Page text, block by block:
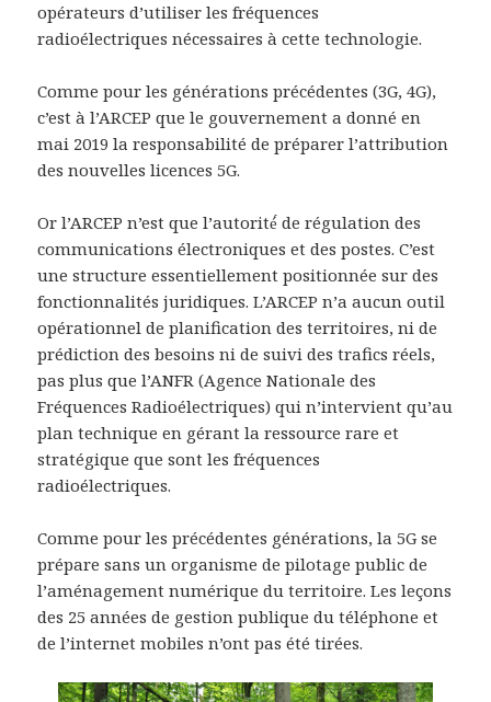
opérateurs d’utiliser les fréquences
radioélectriques nécessaires à cette technologie.
Comme pour les générations précédentes (3G, 4G),
c’est à l’ARCEP que le gouvernement a donné en
mai 2019 la responsabilité de préparer l’attribution
des nouvelles licences 5G.
Or l’ARCEP n’est que l’autorité́ de régulation des
communications électroniques et des postes. C’est
une structure essentiellement positionnée sur des
fonctionnalités juridiques. L’ARCEP n’a aucun outil
opérationnel de planification des territoires, ni de
prédiction des besoins ni de suivi des trafics réels,
pas plus que l’ANFR (Agence Nationale des
Fréquences Radioélectriques) qui n’intervient qu’au
plan technique en gérant la ressource rare et
stratégique que sont les fréquences
radioélectriques.
Comme pour les précédentes générations, la 5G se
prépare sans un organisme de pilotage public de
l’aménagement numérique du territoire. Les leçons
des 25 années de gestion publique du téléphone et
de l’internet mobiles n’ont pas été tirées.